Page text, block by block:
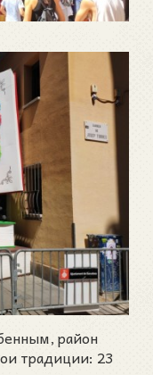
район
традиции: 23